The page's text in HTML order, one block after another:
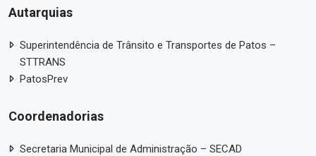
Autarquias
Superintendência de Trânsito e Transportes de Patos –
STTRANS
PatosPrev
Coordenadorias
Secretaria Municipal de Administração – SECAD